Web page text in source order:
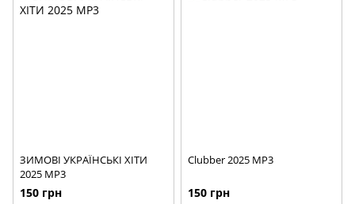
ЗИМОВІ УКРАЇНСЬКІ ХІТИ
2025 MP3
150 грн
Clubber 2025 MP3
150 грн